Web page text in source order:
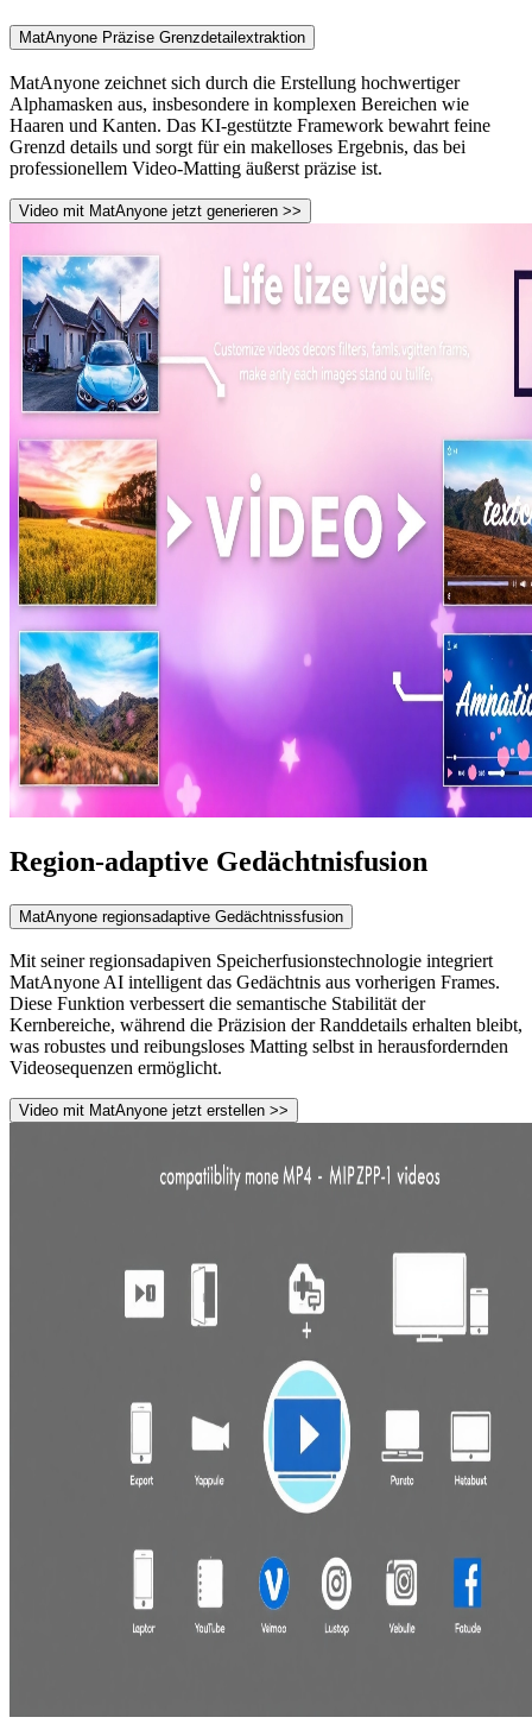
MatAnyone Präzise Grenzdetailextraktion
MatAnyone zeichnet sich durch die Erstellung hochwertiger
Alphamasken aus, insbesondere in komplexen Bereichen wie
Haaren und Kanten. Das KI-gestützte Framework bewahrt feine
Grenzd details und sorgt für ein makelloses Ergebnis, das bei
professionellem Video-Matting äußerst präzise ist.
Video mit MatAnyone jetzt generieren >>
Region-adaptive Gedächtnisfusion
MatAnyone regionsadaptive Gedächtnissfusion
Mit seiner regionsadapiven Speicherfusionstechnologie integriert
MatAnyone AI intelligent das Gedächtnis aus vorherigen Frames.
Diese Funktion verbessert die semantische Stabilität der
Kernbereiche, während die Präzision der Randdetails erhalten bleibt,
was robustes und reibungsloses Matting selbst in herausfordernden
Videosequenzen ermöglicht.
Video mit MatAnyone jetzt erstellen >>